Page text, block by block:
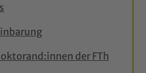
der FTh